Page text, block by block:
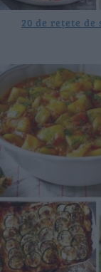
20 de rețete